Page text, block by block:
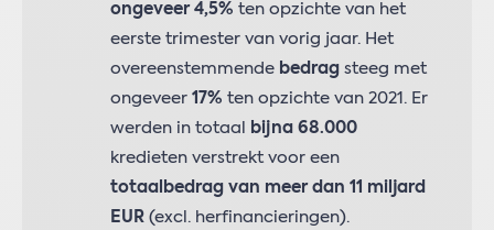
ongeveer 4,5% ten opzichte van het
eerste trimester van vorig jaar. Het
overeenstemmende bedrag steeg met
ongeveer 17% ten opzichte van 2021. Er
werden in totaal
bijna 68.000
kredieten verstrekt voor een
totaalbedrag van meer dan 11 miljard
EUR (excl. herfinancieringen).